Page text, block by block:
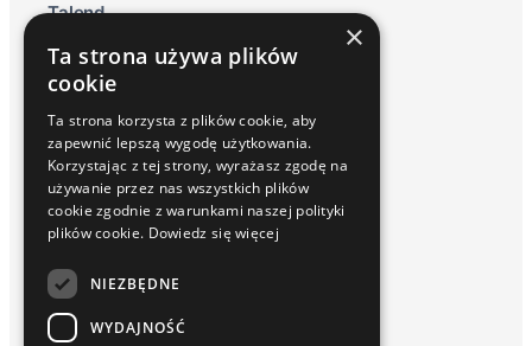
Talend
Raportowanie ESG
Inphinity
Usługi i Rozwiązania
Wdrożenia
Serwis / Utrzymanie
Szkolenia
Baza wiedzy
Słownik
Webinary Talend i Qlik Sense
O nas
×
Ta strona używa plików
cookie
Ta strona korzysta z plików cookie, aby
zapewnić lepszą wygodę użytkowania.
Korzystając z tej strony, wyrażasz zgodę na
używanie przez nas wszystkich plików
cookie zgodnie z warunkami naszej polityki
plików cookie. Dowiedz się więcej
NIEZBĘDNE
WYDAJNOŚĆ